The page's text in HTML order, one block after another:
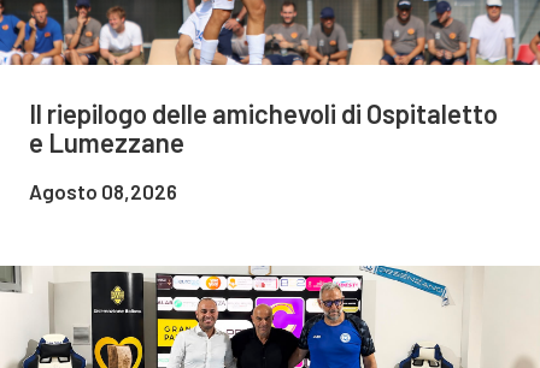
Il riepilogo delle amichevoli di Ospitaletto
e Lumezzane
Agosto 08,2026